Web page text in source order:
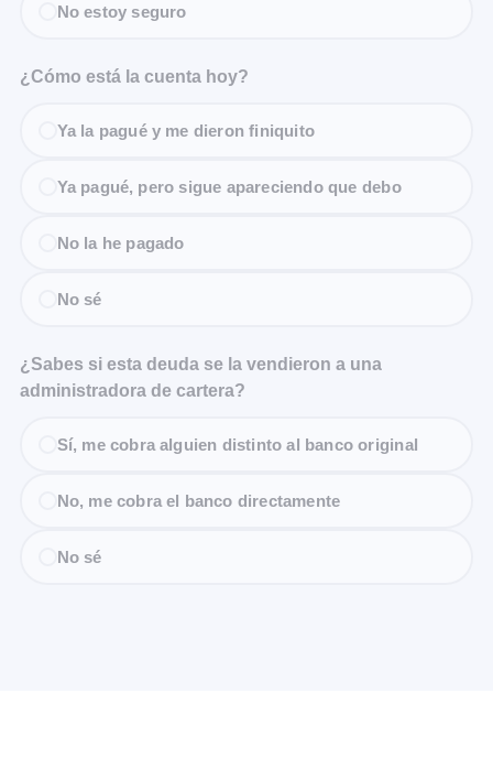
No estoy seguro
¿Cómo está la cuenta hoy?
Ya la pagué y me dieron finiquito
Ya pagué, pero sigue apareciendo que debo
No la he pagado
No sé
¿Sabes si esta deuda se la vendieron a una
administradora de cartera?
Sí, me cobra alguien distinto al banco original
No, me cobra el banco directamente
No sé